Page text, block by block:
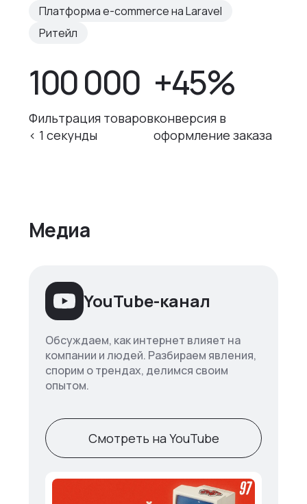
Платформа e-commerce на Laravel
Ритейл
100 000
Фильтрация товаров
< 1 секунды
+45%
конверсия в
оформление заказа
Медиа
YouTube-канал
Обсуждаем, как интернет влияет на
компании и людей. Разбираем явления,
спорим о трендах, делимся своим
опытом.
Смотреть на YouTube